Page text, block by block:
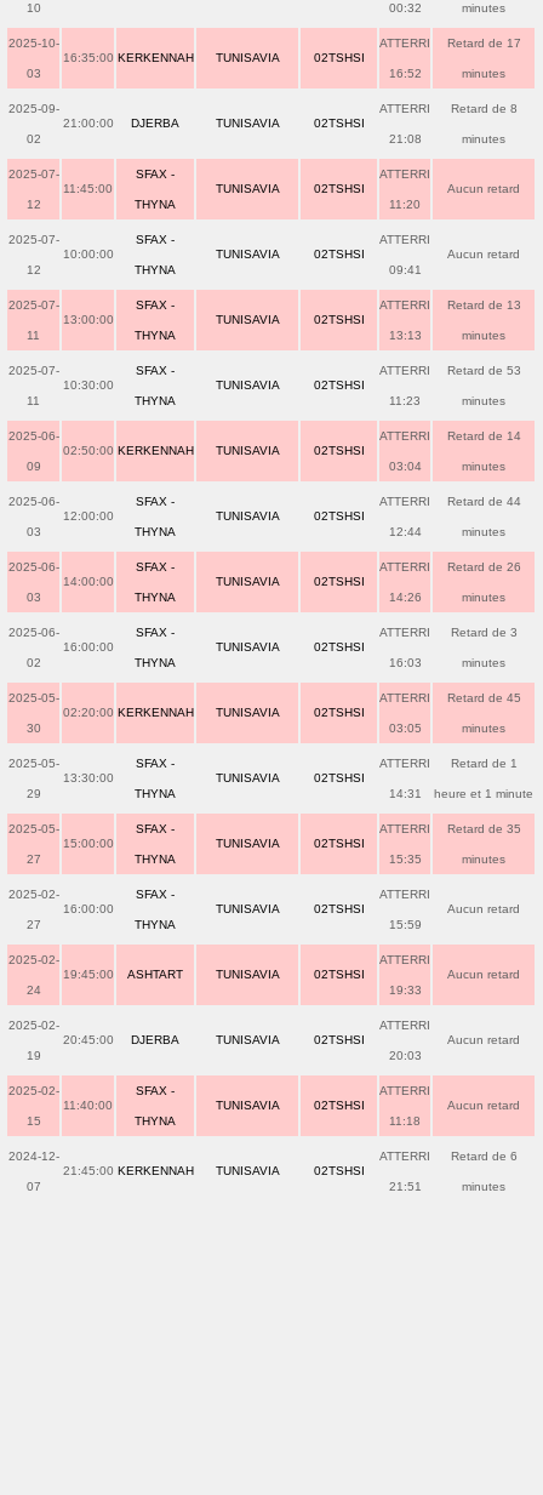
10 00:32 minutes
2025-10-
03
16:35:00 KERKENNAH TUNISAVIA 02TSHSI
ATTERRI
16:52
Retard de 17
minutes
2025-09-
02
21:00:00 DJERBA TUNISAVIA 02TSHSI
ATTERRI
21:08
Retard de 8
minutes
2025-07-
12
11:45:00
SFAX -
THYNA
TUNISAVIA 02TSHSI
ATTERRI
11:20
Aucun retard
2025-07-
12
10:00:00
SFAX -
THYNA
TUNISAVIA 02TSHSI
ATTERRI
09:41
Aucun retard
2025-07-
11
13:00:00
SFAX -
THYNA
TUNISAVIA 02TSHSI
ATTERRI
13:13
Retard de 13
minutes
2025-07-
11
10:30:00
SFAX -
THYNA
TUNISAVIA 02TSHSI
ATTERRI
11:23
Retard de 53
minutes
2025-06-
09
02:50:00 KERKENNAH TUNISAVIA 02TSHSI
ATTERRI
03:04
Retard de 14
minutes
2025-06-
03
12:00:00
SFAX -
THYNA
TUNISAVIA 02TSHSI
ATTERRI
12:44
Retard de 44
minutes
2025-06-
03
14:00:00
SFAX -
THYNA
TUNISAVIA 02TSHSI
ATTERRI
14:26
Retard de 26
minutes
2025-06-
02
16:00:00
SFAX -
THYNA
TUNISAVIA 02TSHSI
ATTERRI
16:03
Retard de 3
minutes
2025-05-
30
02:20:00 KERKENNAH TUNISAVIA 02TSHSI
ATTERRI
03:05
Retard de 45
minutes
2025-05-
29
13:30:00
SFAX -
THYNA
TUNISAVIA 02TSHSI
ATTERRI
14:31
Retard de 1
heure et 1 minute
2025-05-
27
15:00:00
SFAX -
THYNA
TUNISAVIA 02TSHSI
ATTERRI
15:35
Retard de 35
minutes
2025-02-
27
16:00:00
SFAX -
THYNA
TUNISAVIA 02TSHSI
ATTERRI
15:59
Aucun retard
2025-02-
24
19:45:00 ASHTART TUNISAVIA 02TSHSI
ATTERRI
19:33
Aucun retard
2025-02-
19
20:45:00 DJERBA TUNISAVIA 02TSHSI
ATTERRI
20:03
Aucun retard
2025-02-
15
11:40:00
SFAX -
THYNA
TUNISAVIA 02TSHSI
ATTERRI
11:18
Aucun retard
2024-12-
07
21:45:00 KERKENNAH TUNISAVIA 02TSHSI
ATTERRI
21:51
Retard de 6
minutes